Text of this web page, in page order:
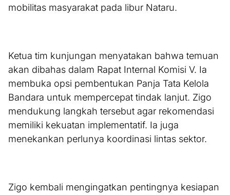
mobilitas masyarakat pada libur Nataru.
Ketua tim kunjungan menyatakan bahwa temuan
akan dibahas dalam Rapat Internal Komisi V. Ia
membuka opsi pembentukan Panja Tata Kelola
Bandara untuk mempercepat tindak lanjut. Zigo
mendukung langkah tersebut agar rekomendasi
memiliki kekuatan implementatif. Ia juga
menekankan perlunya koordinasi lintas sektor.
Zigo kembali mengingatkan pentingnya kesiapan